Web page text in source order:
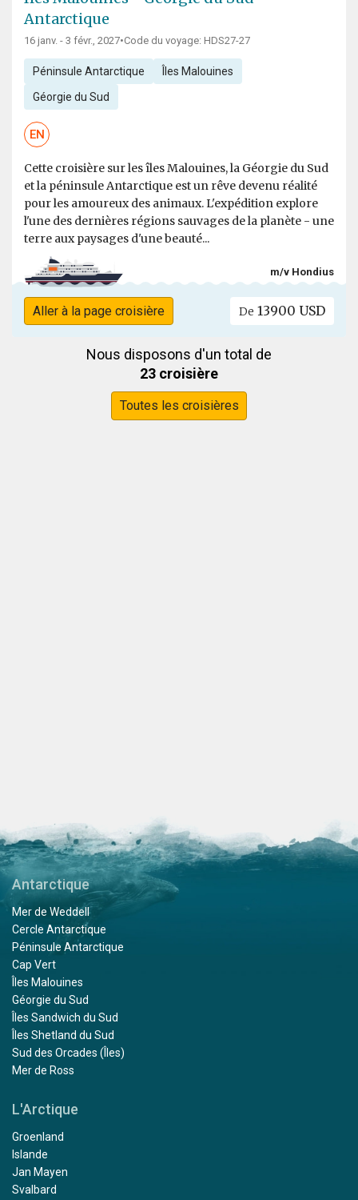
Antarctique
16 janv. - 3 févr., 2027•Code du voyage: HDS27-27
Péninsule Antarctique Îles Malouines
Géorgie du Sud
EN
Cette croisière sur les îles Malouines, la Géorgie du Sud
et la péninsule Antarctique est un rêve devenu réalité
pour les amoureux des animaux. L'expédition explore
l'une des dernières régions sauvages de la planète - une
terre aux paysages d'une beauté...
m/v Hondius
Aller à la page croisière De 13900 USD
Nous disposons d'un total de
23 croisière
Toutes les croisières
Antarctique
Mer de Weddell
Cercle Antarctique
Péninsule Antarctique
Cap Vert
Îles Malouines
Géorgie du Sud
Îles Sandwich du Sud
Îles Shetland du Sud
Sud des Orcades (Îles)
Mer de Ross
L'Arctique
Groenland
Islande
Jan Mayen
Svalbard